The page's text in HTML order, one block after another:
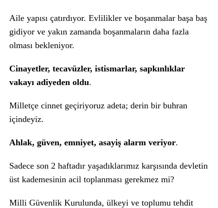
Aile yapısı çatırdıyor. Evlilikler ve boşanmalar başa baş
gidiyor ve yakın zamanda boşanmaların daha fazla
olması bekleniyor.
Cinayetler, tecavüzler, istismarlar, sapkınlıklar
vakayı adiyeden oldu.
Milletçe cinnet geçiriyoruz adeta; derin bir buhran
içindeyiz.
Ahlak, güven, emniyet, asayiş alarm veriyor.
Sadece son 2 haftadır yaşadıklarımız karşısında devletin
üst kademesinin acil toplanması gerekmez mi?
Milli Güvenlik Kurulunda, ülkeyi ve toplumu tehdit